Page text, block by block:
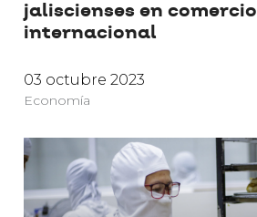
jaliscienses en comercio
internacional
03 octubre 2023
Economía